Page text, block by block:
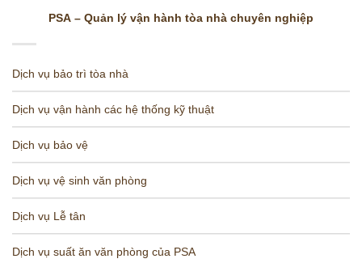
PSA – Quản lý vận hành tòa nhà chuyên nghiệp
Dịch vụ bảo trì tòa nhà
Dịch vụ vận hành các hệ thống kỹ thuật
Dịch vụ bảo vệ
Dịch vụ vệ sinh văn phòng
Dịch vụ Lễ tân
Dịch vụ suất ăn văn phòng của PSA